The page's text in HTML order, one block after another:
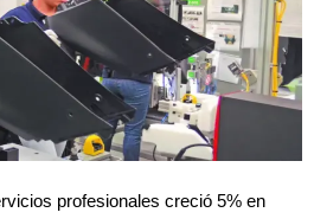
profesionales creció 5% en